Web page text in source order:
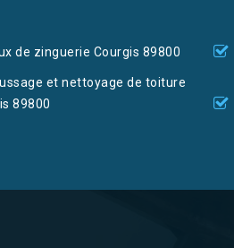
de zinguerie Courgis 89800
et nettoyage de toiture
89800